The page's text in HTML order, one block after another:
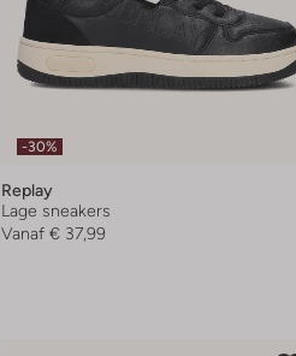
-30%
Replay
Lage sneakers
Vanaf € 37,99